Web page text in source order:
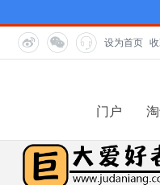
设为首页
门户